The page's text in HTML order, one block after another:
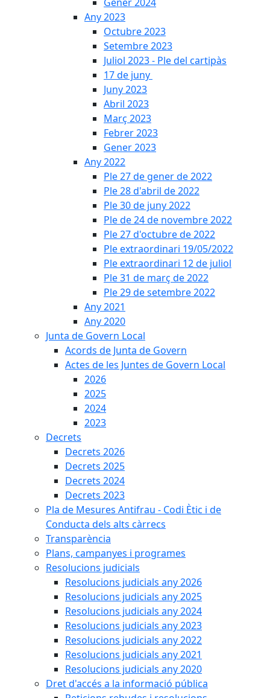
Any 2023
Octubre 2023
Setembre 2023
Juliol 2023 - Ple del cartipàs
17 de juny
Juny 2023
Abril 2023
Març 2023
Febrer 2023
Gener 2023
Any 2022
Ple 27 de gener de 2022
Ple 28 d'abril de 2022
Ple 30 de juny 2022
Ple de 24 de novembre 2022
Ple 27 d'octubre de 2022
Ple extraordinari 19/05/2022
Ple extraordinari 12 de juliol
Ple 31 de març de 2022
Ple 29 de setembre 2022
Any 2021
Any 2020
Junta de Govern Local
Acords de Junta de Govern
Actes de les Juntes de Govern Local
2026
2025
2024
2023
Decrets
Decrets 2026
Decrets 2025
Decrets 2024
Decrets 2023
Pla de Mesures Antifrau - Codi Ètic i de
Conducta dels alts càrrecs
Transparència
Plans, campanyes i programes
Resolucions judicials
Resolucions judicials any 2026
Resolucions judicials any 2025
Resolucions judicials any 2024
Resolucions judicials any 2023
Resolucions judicials any 2022
Resolucions judicials any 2021
Resolucions judicials any 2020
Dret d'accés a la informació pública